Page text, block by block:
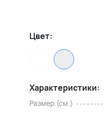
Цвет:
Характеристики:
Размер.(см.)